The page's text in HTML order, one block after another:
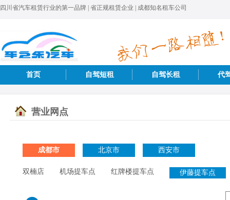
四川省汽车租赁行业的第一品牌 | 省正规租赁企业 | 成都知名租车公司
首页 自驾短租 自驾长租 代
营业网点
成都市 北京市 西安市
双楠店 机场提车点 红牌楼提车点 伊藤提车点